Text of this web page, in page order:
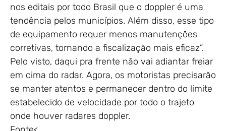
nos editais por todo Brasil que o doppler é uma
tendência pelos municípios. Além disso, esse tipo
de equipamento requer menos manutenções
corretivas, tornando a fiscalização mais eficaz”.
Pelo visto, daqui pra frente não vai adiantar freiar
em cima do radar. Agora, os motoristas precisarão
se manter atentos e permanecer dentro do limite
estabelecido de velocidade por todo o trajeto
onde houver radares doppler.